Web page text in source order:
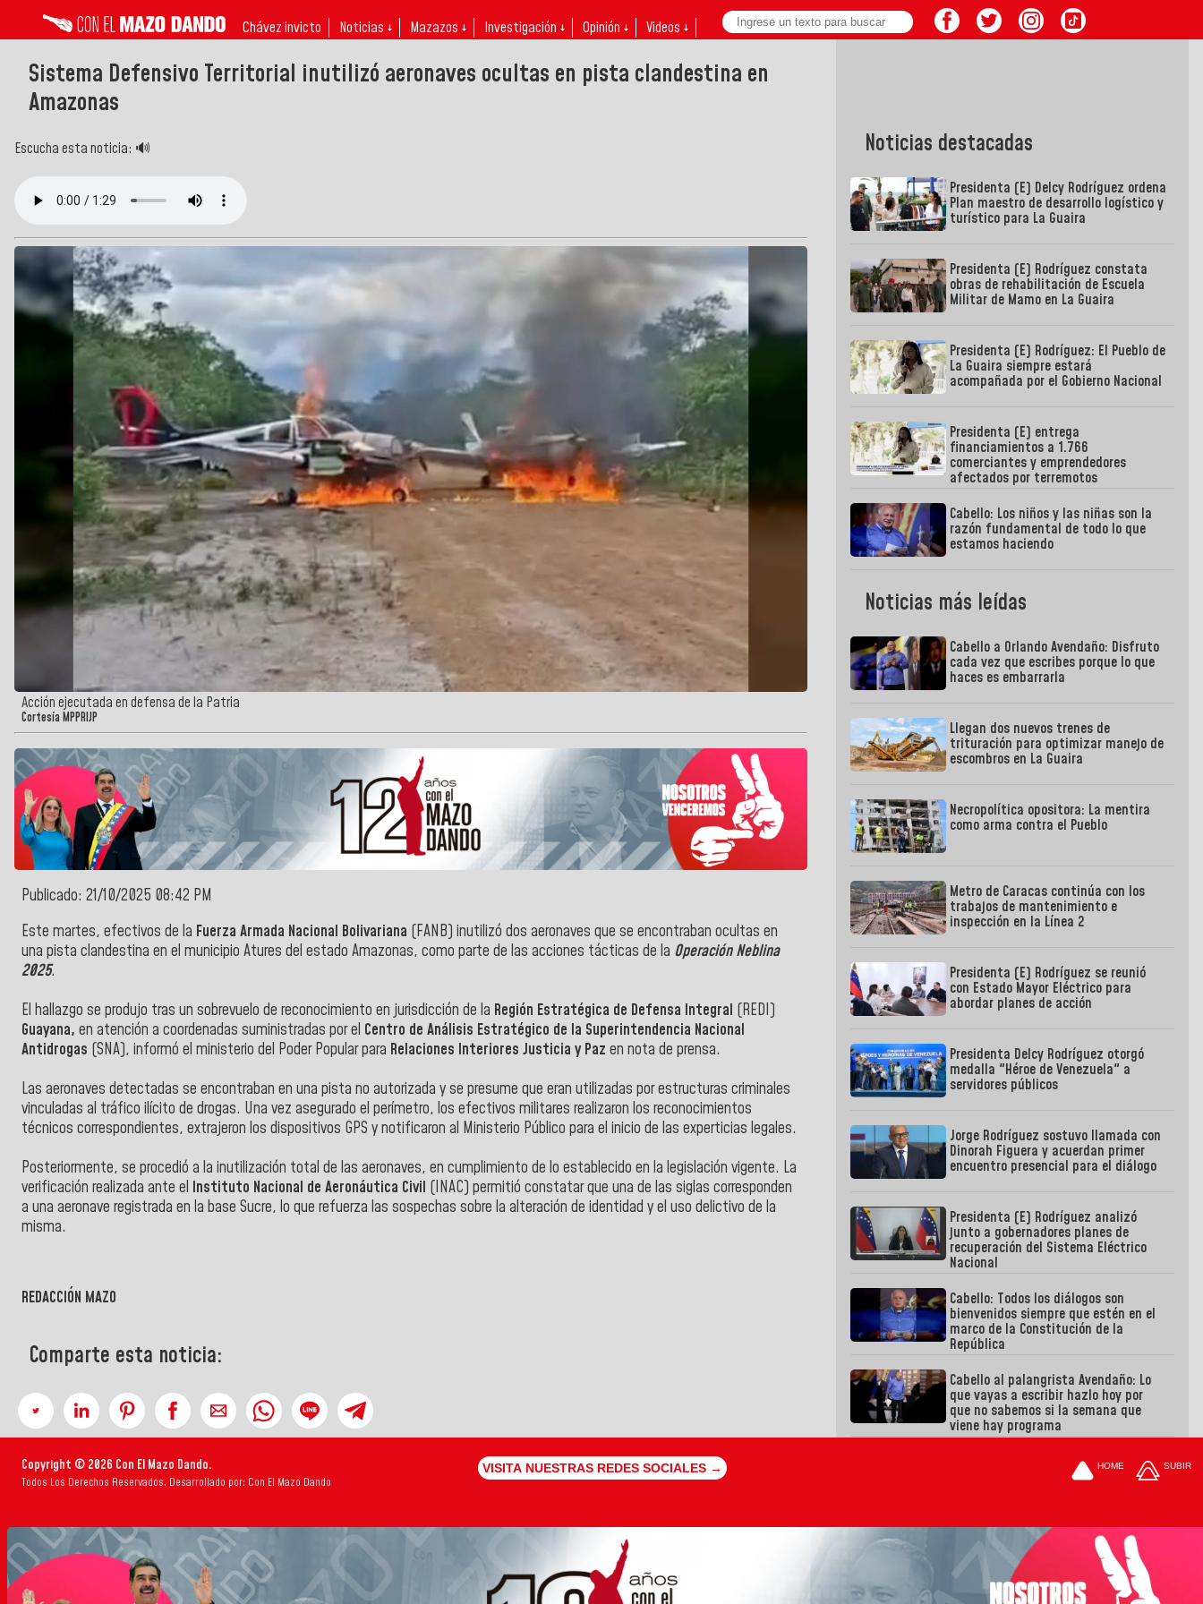
Chávez invicto Noticias ↓ Mazazos ↓ Investigación ↓ Opinión ↓ Videos ↓
Sistema Defensivo Territorial inutilizó aeronaves ocultas en pista clandestina en
Amazonas
Escucha esta noticia: 🔊
Acción ejecutada en defensa de la Patria
Cortesía MPPRIJP
Publicado: 21/10/2025 08:42 PM
Este martes, efectivos de la Fuerza Armada Nacional Bolivariana (FANB) inutilizó dos aeronaves que se encontraban ocultas en
una pista clandestina en el municipio Atures del estado Amazonas, como parte de las acciones tácticas de la Operación Neblina
2025.
El hallazgo se produjo tras un sobrevuelo de reconocimiento en jurisdicción de la Región Estratégica de Defensa Integral (REDI)
Guayana, en atención a coordenadas suministradas por el Centro de Análisis Estratégico de la Superintendencia Nacional
Antidrogas (SNA), informó el ministerio del Poder Popular para Relaciones Interiores Justicia y Paz en nota de prensa.
Las aeronaves detectadas se encontraban en una pista no autorizada y se presume que eran utilizadas por estructuras criminales
vinculadas al tráfico ilícito de drogas. Una vez asegurado el perímetro, los efectivos militares realizaron los reconocimientos
técnicos correspondientes, extrajeron los dispositivos GPS y notificaron al Ministerio Público para el inicio de las experticias legales.
Posteriormente, se procedió a la inutilización total de las aeronaves, en cumplimiento de lo establecido en la legislación vigente. La
verificación realizada ante el Instituto Nacional de Aeronáutica Civil (INAC) permitió constatar que una de las siglas corresponden
a una aeronave registrada en la base Sucre, lo que refuerza las sospechas sobre la alteración de identidad y el uso delictivo de la
misma.
REDACCIÓN MAZO
Comparte esta noticia:
Noticias destacadas
Presidenta (E) Delcy Rodríguez ordena
Plan maestro de desarrollo logístico y
turístico para La Guaira
Presidenta (E) Rodríguez constata
obras de rehabilitación de Escuela
Militar de Mamo en La Guaira
Presidenta (E) Rodríguez: El Pueblo de
La Guaira siempre estará
acompañada por el Gobierno Nacional
Presidenta (E) entrega
financiamientos a 1.766
comerciantes y emprendedores
afectados por terremotos
Cabello: Los niños y las niñas son la
razón fundamental de todo lo que
estamos haciendo
Noticias más leídas
Cabello a Orlando Avendaño: Disfruto
cada vez que escribes porque lo que
haces es embarrarla
Llegan dos nuevos trenes de
trituración para optimizar manejo de
escombros en La Guaira
Necropolítica opositora: La mentira
como arma contra el Pueblo
Metro de Caracas continúa con los
trabajos de mantenimiento e
inspección en la Línea 2
Presidenta (E) Rodríguez se reunió
con Estado Mayor Eléctrico para
abordar planes de acción
Presidenta Delcy Rodríguez otorgó
medalla "Héroe de Venezuela" a
servidores públicos
Jorge Rodríguez sostuvo llamada con
Dinorah Figuera y acuerdan primer
encuentro presencial para el diálogo
Presidenta (E) Rodríguez analizó
junto a gobernadores planes de
recuperación del Sistema Eléctrico
Nacional
Cabello: Todos los diálogos son
bienvenidos siempre que estén en el
marco de la Constitución de la
República
Cabello al palangrista Avendaño: Lo
que vayas a escribir hazlo hoy por
que no sabemos si la semana que
viene hay programa
Copyright © 2026 Con El Mazo Dando.
Todos Los Derechos Reservados. Desarrollado por: Con El Mazo Dando
VISITA NUESTRAS REDES SOCIALES → HOME SUBIR